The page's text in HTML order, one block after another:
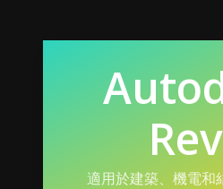
適用於建築、機電和